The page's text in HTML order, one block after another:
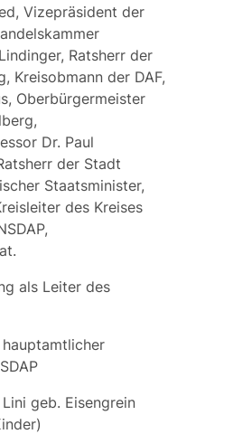
Vizepräsident der
Ratsherr der
Kreisobmann der DAF,
Oberbürgermeister
Dr. Paul
der Stadt
Staatsminister,
des Kreises
als Leiter des
hauptamtlicher
Lini geb. Eisengrein